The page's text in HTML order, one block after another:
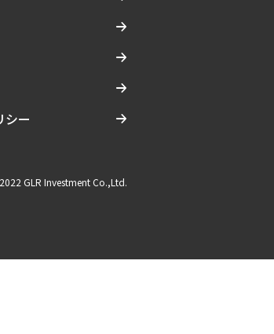
シー
GLR Investment Co.,Ltd.